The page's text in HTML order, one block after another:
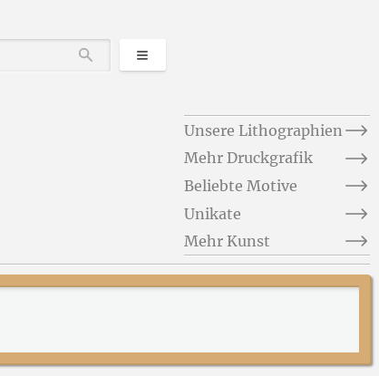
DurchsuchenKategorien
Unsere Lithographien
Mehr Druckgrafik
Beliebte Motive
Unikate
Mehr Kunst